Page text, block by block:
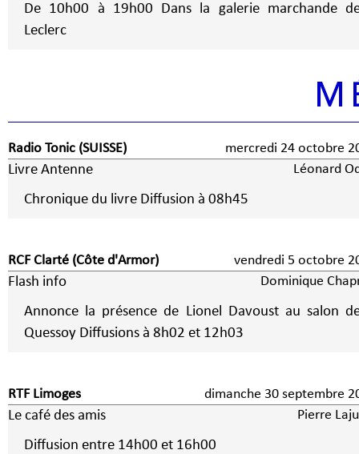
De 10h00 à 19h00 Dans la galerie marchande
Leclerc
Radio Tonic (SUISSE) mercredi 24 octobre
Livre Antenne Léonard
Chronique du livre Diffusion à 08h45
RCF Clarté (Côte d'Armor) vendredi 5 octobre
Flash info Dominique
Annonce la présence de Lionel Davoust au salon
Quessoy Diffusions à 8h02 et 12h03
RTF Limoges dimanche 30 septembre
Le café des amis Pierre
Diffusion entre 14h00 et 16h00